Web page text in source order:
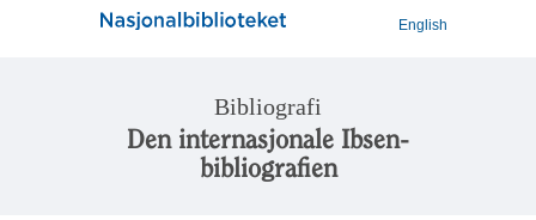
English
Bibliografi
Den internasjonale Ibsen-
bibliografien